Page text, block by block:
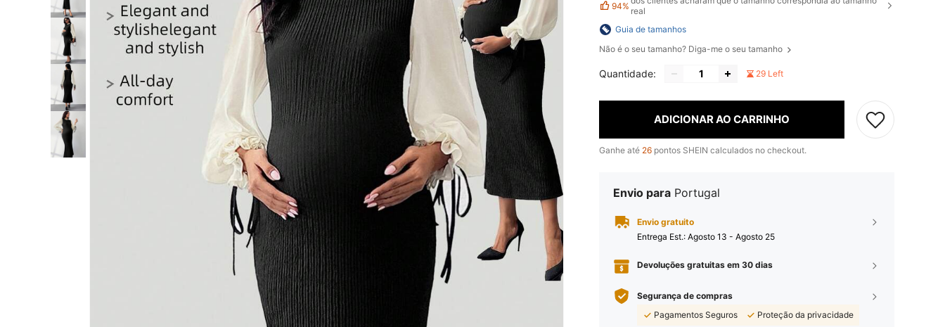
94% real
Guia de tamanhos
Não é o seu tamanho? Diga-me o seu tamanho
Quantidade: 29 Left
ADICIONAR AO CARRINHO
Ganhe até 26 pontos SHEIN calculados no checkout.
Envio para Portugal
Envio gratuito
Entrega Est.: Agosto 13 - Agosto 25
Devoluções gratuitas em 30 dias
Segurança de compras
Pagamentos Seguros
Proteção da privacidade